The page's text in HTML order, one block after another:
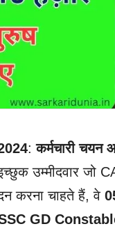
:कर्मचारी चयन
उम्मीदवार
करना चाहते हैं, वे
GD